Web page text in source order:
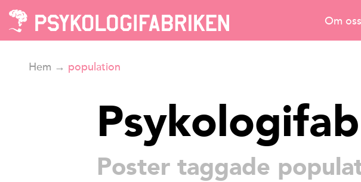
Om oss
Hem → population
Poster taggade